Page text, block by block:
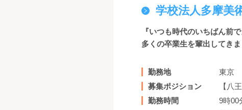
学校法人多摩美
『いつも時代のいちばん前
多くの卒業生を輩出してき
勤務地
東京
募集ポジション
【八
勤務時間
9時00